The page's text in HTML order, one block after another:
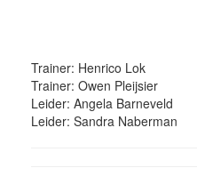
Trainer: Henrico Lok
Trainer: Owen Pleijsier
Leider: Angela Barneveld
Leider: Sandra Naberman